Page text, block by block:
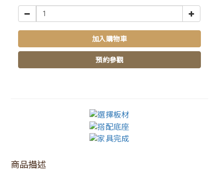
加入購物車
預約參觀
商品描述